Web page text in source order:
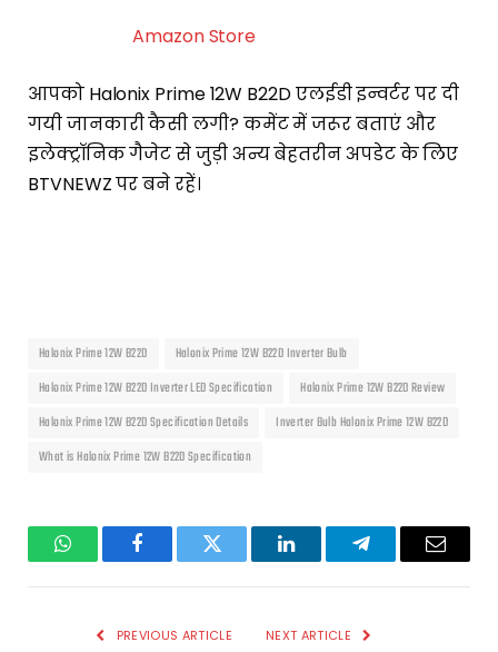
Amazon Store
आपको Halonix Prime 12W B22D एलईडी इन्वर्टर पर दी
गयी जानकारी कैसी लगी? कमेंट में जरूर बताएं और
इलेक्ट्रॉनिक गैजेट से जुड़ी अन्य बेहतरीन अपडेट के लिए
BTVNEWZ पर बने रहें।
Halonix Prime 12W B22D
Halonix Prime 12W B22D Inverter Bulb
Halonix Prime 12W B22D Inverter LED Specification
Halonix Prime 12W B22D Review
Halonix Prime 12W B22D Specification Details
Inverter Bulb Halonix Prime 12W B22D
What is Halonix Prime 12W B22D Specification
WhatsAppFacebookTwitter LinkedInTelegramEmail
PREVIOUS ARTICLE NEXT ARTICLE